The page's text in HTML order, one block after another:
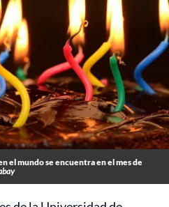
el mundo se encuentra en el mes de